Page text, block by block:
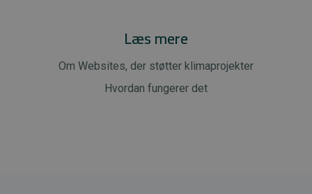
Læs mere
Om Websites, der støtter klimaprojekter
Hvordan fungerer det